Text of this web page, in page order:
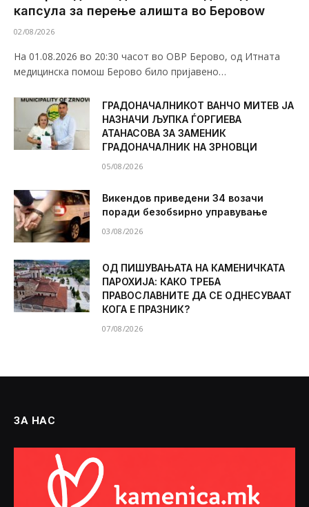
капсула за перење алишта во Беровоw
02/08/2026
На 01.08.2026 во 20:30 часот во ОВР Берово, од Итната
медицинска помош Берово било пријавено…
ГРАДОНАЧАЛНИКОТ ВАНЧО МИТЕВ ЈА
НАЗНАЧИ ЉУПКА ЃОРГИЕВА
АТАНАСОВА ЗА ЗАМЕНИК
ГРАДОНАЧАЛНИК НА ЗРНОВЦИ
05/08/2026
Викендов приведени 34 возачи
поради безобѕирно управување
03/08/2026
ОД ПИШУВАЊАТА НА КАМЕНИЧКАТА
ПАРОХИЈА: КАКО ТРЕБА
ПРАВОСЛАВНИТЕ ДА СЕ ОДНЕСУВААТ
КОГА Е ПРАЗНИК?
07/08/2026
ЗА НАС